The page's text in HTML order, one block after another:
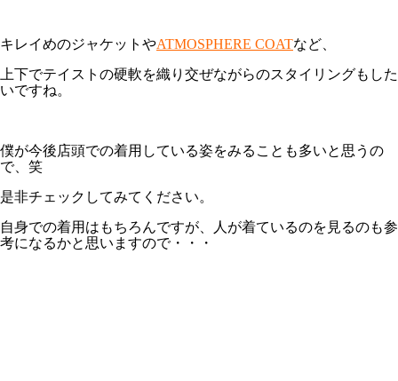
キレイめのジャケットやATMOSPHERE COATなど、
上下でテイストの硬軟を織り交ぜながらのスタイリングもした
いですね。
僕が今後店頭での着用している姿をみることも多いと思うの
で、笑
是非チェックしてみてください。
自身での着用はもちろんですが、人が着ているのを見るのも参
考になるかと思いますので・・・